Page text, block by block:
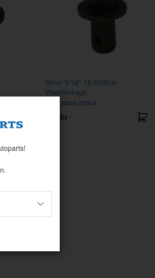
Skruv 5/16"-18 Ställbar
Växellänkage
D0OZ-7353-A
149 kr